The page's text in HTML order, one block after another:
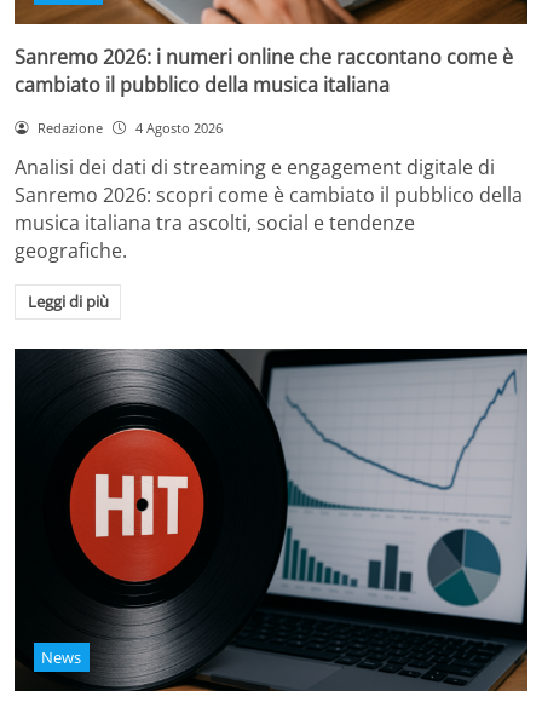
Sanremo 2026: i numeri online che raccontano come è
cambiato il pubblico della musica italiana
Redazione 4 Agosto 2026
Analisi dei dati di streaming e engagement digitale di
Sanremo 2026: scopri come è cambiato il pubblico della
musica italiana tra ascolti, social e tendenze
geografiche.
Leggi di più
News